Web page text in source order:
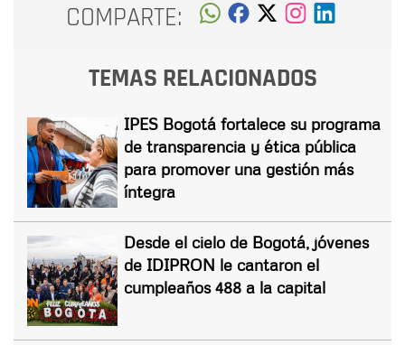
COMPARTE:
TEMAS RELACIONADOS
IPES Bogotá fortalece su programa
de transparencia y ética pública
para promover una gestión más
íntegra
Desde el cielo de Bogotá, jóvenes
de IDIPRON le cantaron el
cumpleaños 488 a la capital